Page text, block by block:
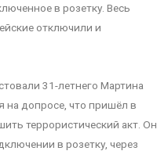
в розетку. Весь
отключили и
31-летнего Мартина
на допросе, что пришёл в
террористический акт. Он
в розетку, через